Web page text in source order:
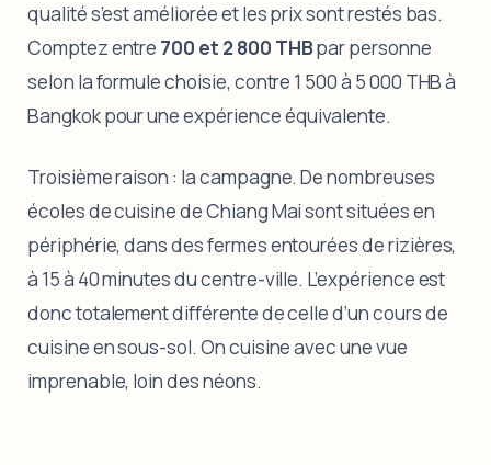
qualité s’est améliorée et les prix sont restés bas.
Comptez entre 700 et 2 800 THBpar personne
selon la formule choisie, contre 1 500 à 5 000 THB à
Bangkok pour une expérience équivalente.
Troisième raison : la campagne. De nombreuses
écoles de cuisine de Chiang Mai sont situées en
périphérie, dans des fermes entourées de rizières,
à 15 à 40 minutes du centre-ville. L’expérience est
donc totalement différente de celle d’un cours de
cuisine en sous-sol. On cuisine avec une vue
imprenable, loin des néons.